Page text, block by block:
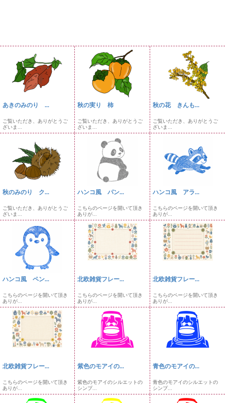
あきのみのり ...
ご覧いただき、ありがとうご
ざいま...
秋の実り 柿
ご覧いただき、ありがとうご
ざいま...
秋の花 きんも...
ご覧いただき、ありがとうご
ざいま...
秋のみのり ク...
ご覧いただき、ありがとうご
ざいま...
ハンコ風 パン...
こちらのページを開いて頂き
ありが...
ハンコ風 アラ...
こちらのページを開いて頂き
ありが...
ハンコ風 ペン...
こちらのページを開いて頂き
ありが...
北欧雑貨フレー...
こちらのページを開いて頂き
ありが...
北欧雑貨フレー...
こちらのページを開いて頂き
ありが...
北欧雑貨フレー...
こちらのページを開いて頂き
ありが...
紫色のモアイの...
紫色のモアイのシルエットの
シンプ...
青色のモアイの...
青色のモアイのシルエットの
シンプ...